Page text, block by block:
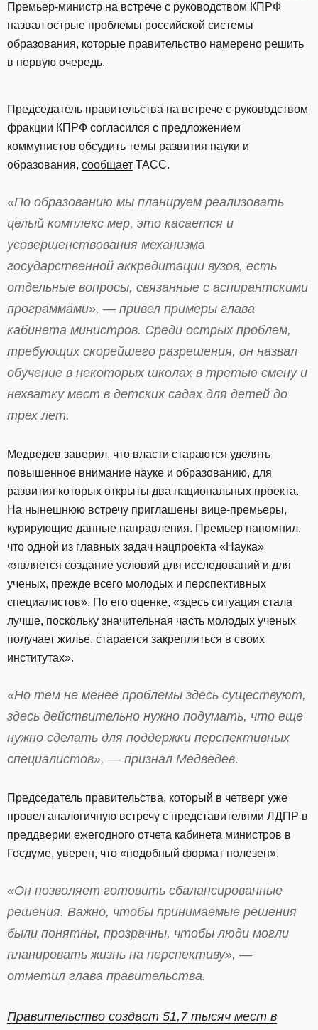
Премьер-министр на встрече с руководством КПРФ
назвал острые проблемы российской системы
образования, которые правительство намерено решить
в первую очередь.
Председатель правительства на встрече с руководством
фракции КПРФ согласился с предложением
коммунистов обсудить темы развития науки и
образования, сообщает ТАСС.
«По образованию мы планируем реализовать
целый комплекс мер, это касается и
усовершенствования механизма
государственной аккредитации вузов, есть
отдельные вопросы, связанные с аспирантскими
программами», — привел примеры глава
кабинета министров. Среди острых проблем,
требующих скорейшего разрешения, он назвал
обучение в некоторых школах в третью смену и
нехватку мест в детских садах для детей до
трех лет.
Медведев заверил, что власти стараются уделять
повышенное внимание науке и образованию, для
развития которых открыты два национальных проекта.
На нынешнюю встречу приглашены вице-премьеры,
курирующие данные направления. Премьер напомнил,
что одной из главных задач нацпроекта «Наука»
«является создание условий для исследований и для
ученых, прежде всего молодых и перспективных
специалистов». По его оценке, «здесь ситуация стала
лучше, поскольку значительная часть молодых ученых
получает жилье, старается закрепляться в своих
институтах».
«Но тем не менее проблемы здесь существуют,
здесь действительно нужно подумать, что еще
нужно сделать для поддержки перспективных
специалистов», — признал Медведев.
Председатель правительства, который в четверг уже
провел аналогичную встречу с представителями ЛДПР в
преддверии ежегодного отчета кабинета министров в
Госдуме, уверен, что «подобный формат полезен».
«Он позволяет готовить сбалансированные
решения. Важно, чтобы принимаемые решения
были понятны, прозрачны, чтобы люди могли
планировать жизнь на перспективу», —
отметил глава правительства.
Правительство создаст 51,7 тысяч мест в